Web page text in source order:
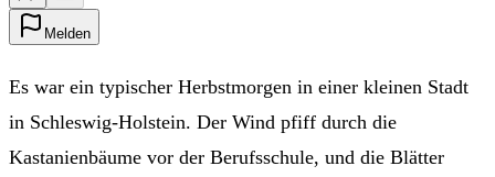
Melden
Es war ein typischer Herbstmorgen in einer kleinen Stadt
in Schleswig-Holstein. Der Wind pfiff durch die
Kastanienbäume vor der Berufsschule, und die Blätter